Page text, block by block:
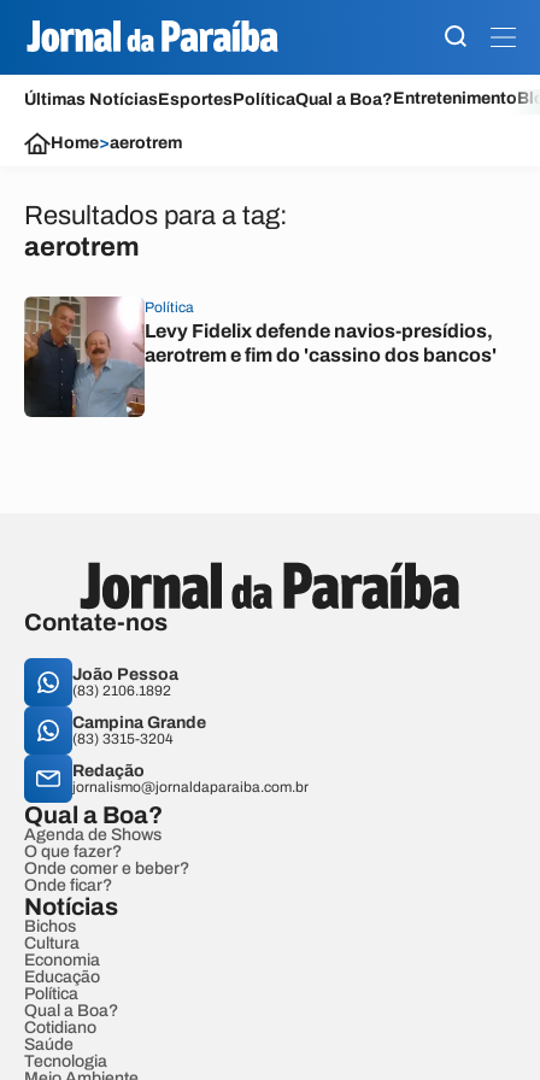
Últimas NotíciasEsportesPolíticaQual a Boa?Entretenimento
Home>aerotrem
Resultados para a tag:
aerotrem
Política
Levy Fidelix defende navios-presídios,
aerotrem e fim do 'cassino dos bancos'
Contate-nos
João Pessoa
(83) 2106.1892
Campina Grande
(83) 3315-3204
Redação
jornalismo@jornaldaparaiba.com.br
Qual a Boa?
Agenda de Shows
O que fazer?
Onde comer e beber?
Onde ficar?
Notícias
Bichos
Cultura
Economia
Educação
Política
Qual a Boa?
Cotidiano
Saúde
Tecnologia